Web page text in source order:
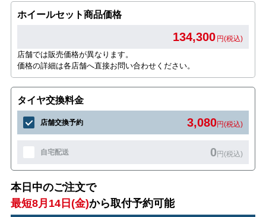
ホイールセット商品価格
134,300 円(税込)
店舗では販売価格が異なります。
価格の詳細は各店舗へ直接お問い合わせください。
タイヤ交換料金
店舗交換予約 3,080円(税込)
自宅配送 0円(税込)
本日中のご注文で
最短8月14日(金)から取付予約可能